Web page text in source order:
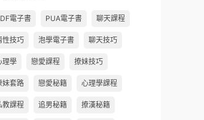
電子書 PUA電子書 聊天課程
性技巧 泡學電子書 聊天技巧
理學 戀愛課程 撩妹技巧
妹套路 戀愛秘籍 心理學課程
教課程 追男秘籍 撩漢秘籍